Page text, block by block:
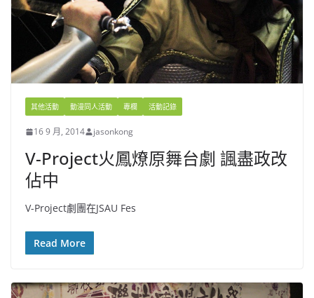
其他活動 動漫同人活動 專欄 活動記錄
16 9 月, 2014 jasonkong
V-Project火鳳燎原舞台劇 諷盡政改
佔中
V-Project劇團在JSAU Fes
Read More